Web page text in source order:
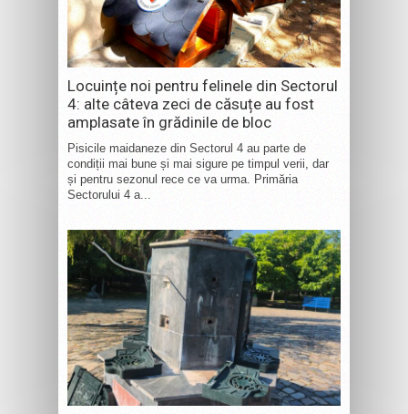
Locuințe noi pentru felinele din Sectorul
4: alte câteva zeci de căsuțe au fost
amplasate în grădinile de bloc
Pisicile maidaneze din Sectorul 4 au parte de
condiții mai bune și mai sigure pe timpul verii, dar
și pentru sezonul rece ce va urma. Primăria
Sectorului 4 a...